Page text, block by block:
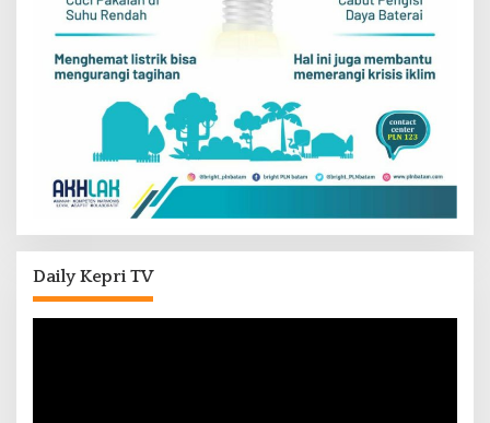
Daily Kepri TV